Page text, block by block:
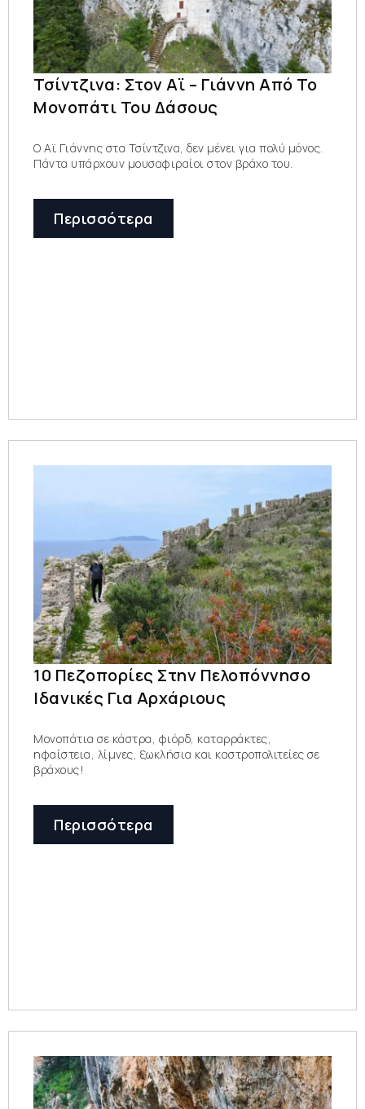
Τσίντζινα: Στον Αϊ – Γιάννη Από Το
Μονοπάτι Του Δάσους
Ο Αϊ Γιάννης στα Τσίντζινα, δεν μένει για πολύ μόνος.
Πάντα υπάρχουν μουσαφιραίοι στον βράχο του.
Περισσότερα
10 Πεζοπορίες Στην Πελοπόννησο
Ιδανικές Για Αρχάριους
Μονοπάτια σε κάστρα, φιόρδ, καταρράκτες,
ηφαίστεια, λίμνες, ξωκλήσια και καστροπολιτείες σε
βράχους!
Περισσότερα